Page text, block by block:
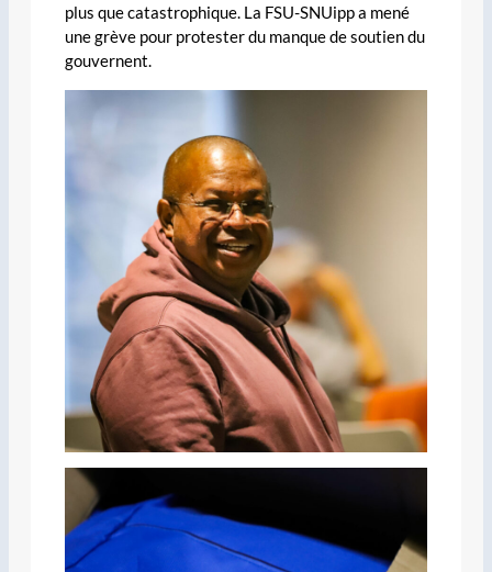
plus que catastrophique. La FSU-SNUipp a mené
une grève pour protester du manque de soutien du
gouvernent.